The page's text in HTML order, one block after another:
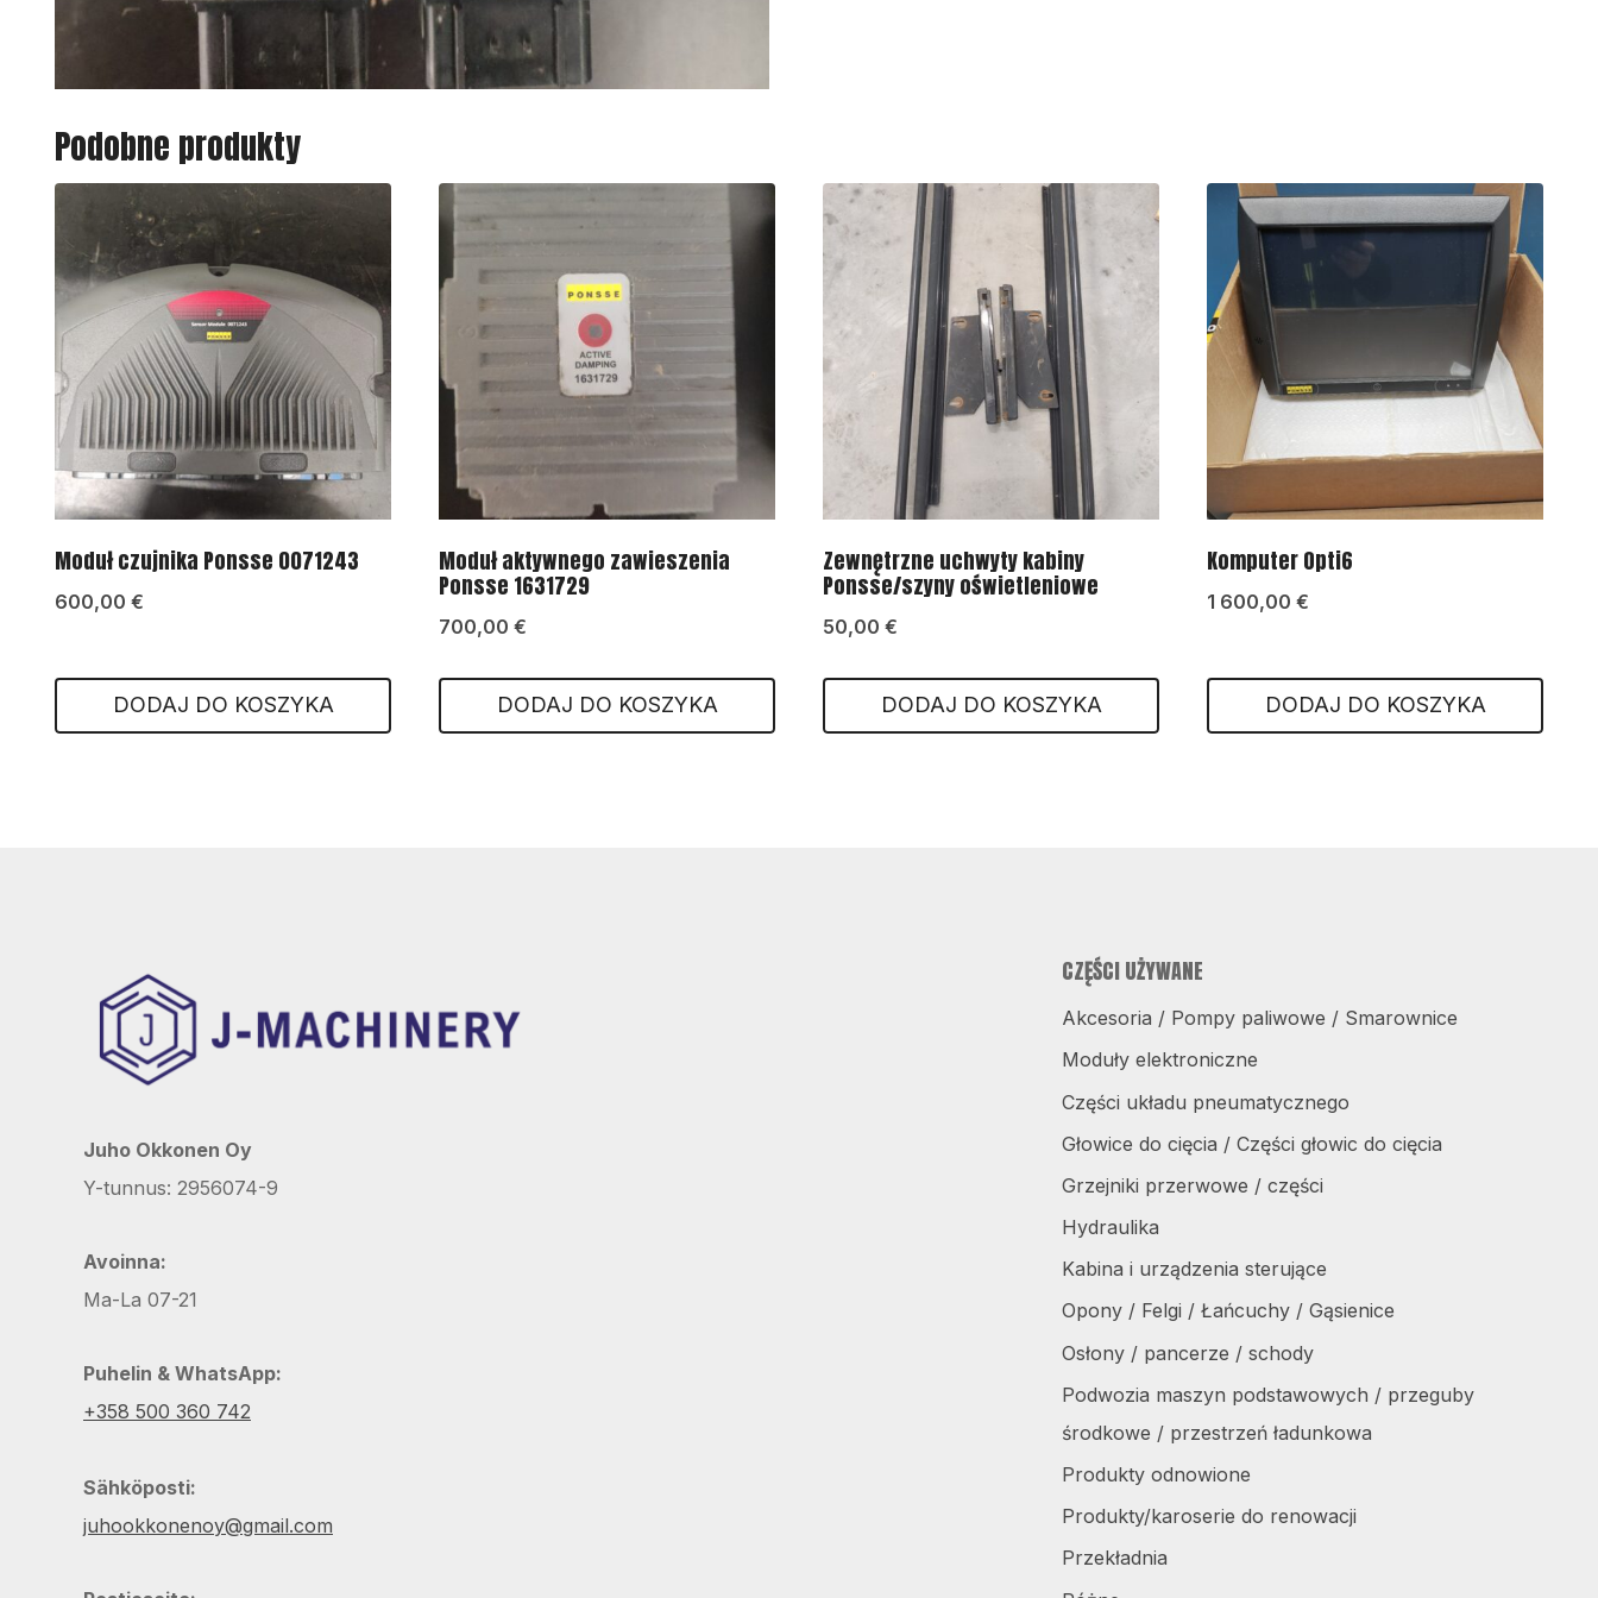
Podobne produkty
Moduł czujnika Ponsse 0071243
600,00 €
DODAJ DO KOSZYKA
Moduł aktywnego zawieszenia
Ponsse 1631729
700,00 €
DODAJ DO KOSZYKA
Zewnętrzne uchwyty kabiny
Ponsse/szyny oświetleniowe
50,00 €
DODAJ DO KOSZYKA
Komputer Opti6
1 600,00 €
DODAJ DO KOSZYKA
Juho Okkonen Oy
Y-tunnus: 2956074-9
Avoinna:
Ma-La 07-21
Puhelin & WhatsApp:
+358 500 360 742
Sähköposti:
juhookkonenoy@gmail.com
CZĘŚCI UŻYWANE
Akcesoria / Pompy paliwowe / Smarownice
Moduły elektroniczne
Części układu pneumatycznego
Głowice do cięcia / Części głowic do cięcia
Grzejniki przerwowe / części
Hydraulika
Kabina i urządzenia sterujące
Opony / Felgi / Łańcuchy / Gąsienice
Osłony / pancerze / schody
Podwozia maszyn podstawowych / przeguby
środkowe / przestrzeń ładunkowa
Produkty odnowione
Produkty/karoserie do renowacji
Przekładnia